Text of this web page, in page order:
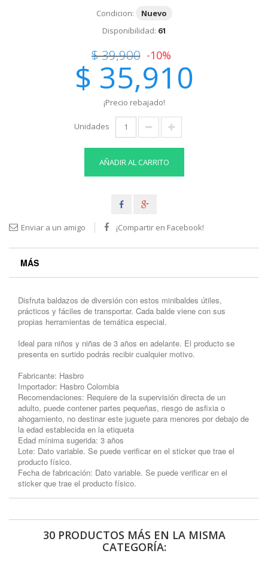
Condicion:
Nuevo
Disponibilidad: 61
$ 39,900 -10%
$ 35,910
¡Precio rebajado!
Unidades
AÑADIR AL CARRITO
Enviar a un amigo ¡Compartir en Facebook!
MÁS
Disfruta baldazos de diversión con estos minibaldes útiles,
prácticos y fáciles de transportar. Cada balde viene con sus
propias herramientas de temática especial.
Ideal para niños y niñas de 3 años en adelante. El producto se
presenta en surtido podrás recibir cualquier motivo.
Fabricante: Hasbro
Importador: Hasbro Colombia
Recomendaciones: Requiere de la supervisión directa de un
adulto, puede contener partes pequeñas, riesgo de asfixia o
ahogamiento, no destinar este juguete para menores por debajo de
la edad establecida en la etiqueta
Edad mínima sugerida: 3 años
Lote: Dato variable. Se puede verificar en el sticker que trae el
producto físico.
Fecha de fabricación: Dato variable. Se puede verificar en el
sticker que trae el producto físico.
30 PRODUCTOS MÁS EN LA MISMA
CATEGORÍA: